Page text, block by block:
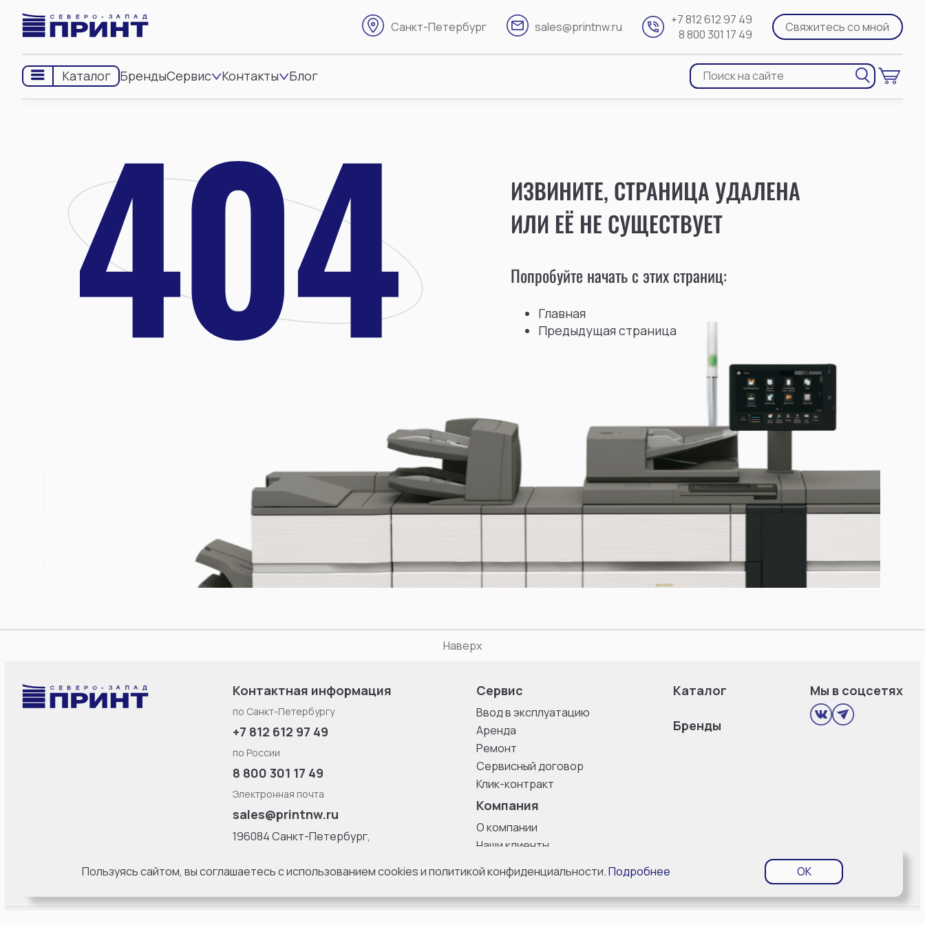
Санкт-Петербург sales@printnw.ru
+7 812 612 97 49
8 800 301 17 49
Свяжитесь со мной
Каталог БрендыСервис Контакты Блог
ИЗВИНИТЕ, СТРАНИЦА УДАЛЕНА
ИЛИ ЕЁ НЕ СУЩЕСТВУЕТ
Попробуйте начать с этих страниц:
Главная
Предыдущая страница
Наверх
Контактная информация
по Санкт-Петербургу
+7 812 612 97 49
по России
8 800 301 17 49
Электронная почта
sales@printnw.ru
196084 Санкт-Петербург,
литерa Б, офис 8 с 10:00 до
Сервис
Ввод в эксплуатацию
Аренда
Ремонт
Сервисный договор
Клик-контракт
Компания
О компании
Наши клиенты
Каталог
Бренды
Мы в соцсетях
Пользуясь сайтом, вы соглашаетесь с использованием cookies и политикой конфиденциальности.Подробнее OK